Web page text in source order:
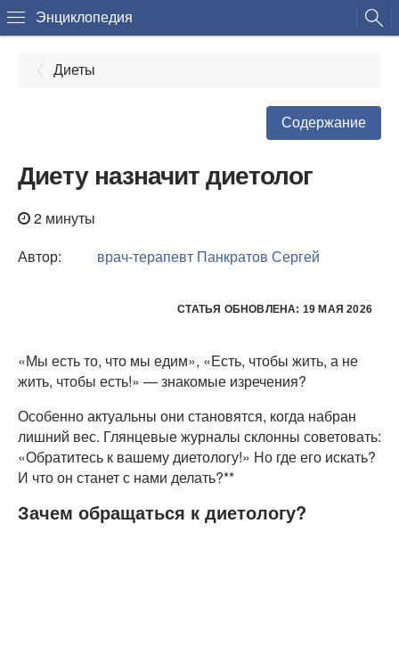
Энциклопедия
Диеты
Содержание
Диету назначит диетолог
2 минуты
Автор:
врач-терапевт Панкратов Сергей
СТАТЬЯ ОБНОВЛЕНА: 19 МАЯ 2026
«Мы есть то, что мы едим», «Есть, чтобы жить, а не
жить, чтобы есть!» — знакомые изречения?
Особенно актуальны они становятся, когда набран
лишний вес. Глянцевые журналы склонны советовать:
«Обратитесь к вашему диетологу!» Но где его искать?
И что он станет с нами делать?**
Зачем обращаться к диетологу?